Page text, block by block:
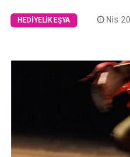
HEDIYELIK EŞYA Nis